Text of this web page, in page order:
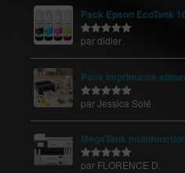
Pack Epson EcoTank
Note 5sur
par didier
Pack imprimante
Note5sur
par Jessica Solé
MegaTank
Note
sur
par FLORENCE D.